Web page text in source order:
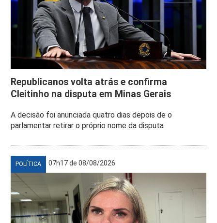
Republicanos volta atrás e confirma
Cleitinho na disputa em Minas Gerais
A decisão foi anunciada quatro dias depois de o
parlamentar retirar o próprio nome da disputa
POLÍTICA 07h17 de 08/08/2026